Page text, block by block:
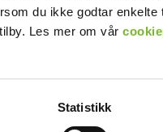
du ikke godtar
Les mer om vår
Statistikk